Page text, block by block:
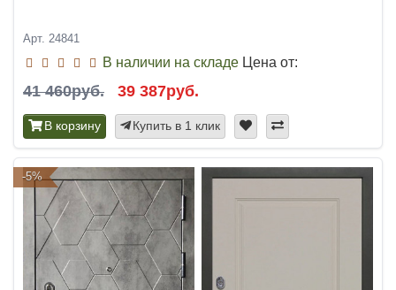
Арт. 24841
В наличии на складе Цена от:
41 460руб. 39 387руб.
В корзину Купить в 1 клик
-5%